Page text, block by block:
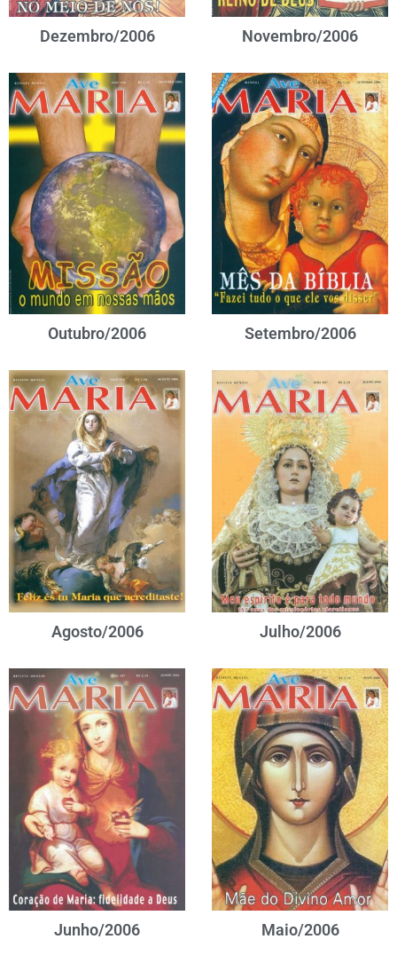
Dezembro/2006 Novembro/2006
Outubro/2006 Setembro/2006
Agosto/2006 Julho/2006
Junho/2006 Maio/2006